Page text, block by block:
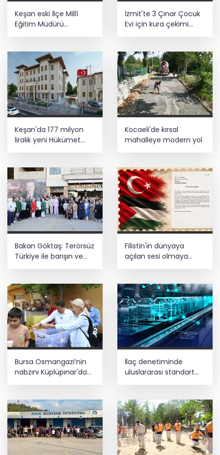
Ankara'da uyuşturucu ve fuhuş 8
gözaltı
Arkeoloji Müzesi yenilendi
Keşan eski İlçe Millî
Eğitim Müdürü
İzmit'te 3 Çınar Çocuk
Evi için kura çekimi
Keşan'da 177 milyon
liralık yeni Hükümet
Konağı'nın temeli atıldı
Kocaeli'de kırsal
mahalleye modern yol
Bakan Göktaş: Terörsüz
Türkiye ile barışın ve
Filistin'in dünyaya
açılan sesi olmaya
Bursa Osmangazi’nin
nabzını Küplüpınar'da
İlaç denetiminde
uluslararası standart